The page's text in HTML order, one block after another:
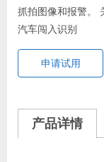
抓拍图像和报警。
汽车闯入识别
申请试用
产品详情